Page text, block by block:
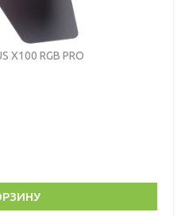
X100 RGB PRO